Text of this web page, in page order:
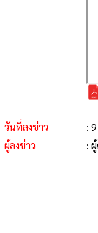
วันที่ลงข่าว
:
ผู้ลงข่าว
: